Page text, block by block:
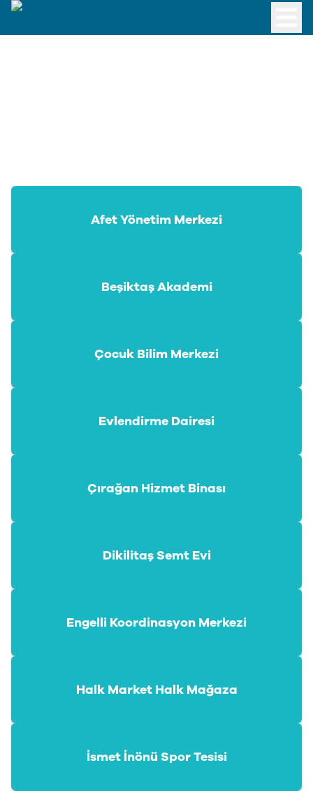
Afet Yönetim Merkezi
Beşiktaş Akademi
Çocuk Bilim Merkezi
Evlendirme Dairesi
Çırağan Hizmet Binası
Dikilitaş Semt Evi
Engelli Koordinasyon Merkezi
Halk Market Halk Mağaza
İsmet İnönü Spor Tesisi